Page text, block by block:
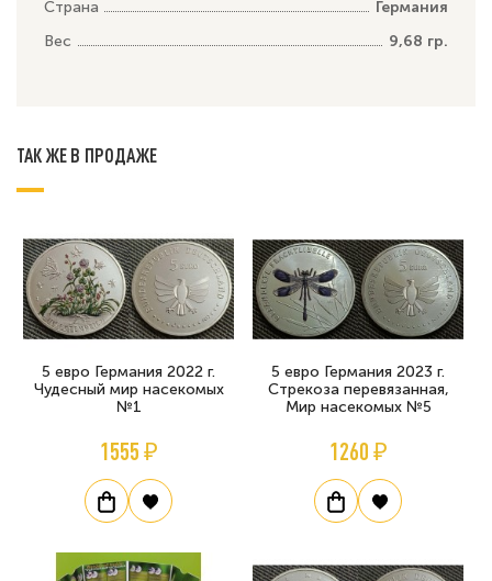
Страна
Германия
Вес
9,68 гр.
ТАК ЖЕ В ПРОДАЖЕ
5 евро Германия 2022 г.
Чудесный мир насекомых
№1
1555 ₽
5 евро Германия 2023 г.
Стрекоза перевязанная,
Мир насекомых №5
1260 ₽